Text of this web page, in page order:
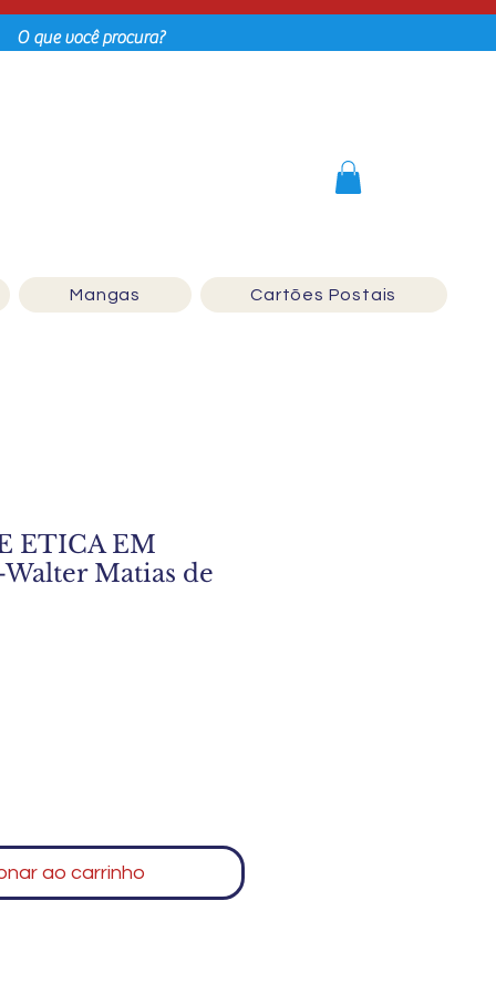
Mangas Cartões Postais
ETICA EM
Matias de
ao carrinho